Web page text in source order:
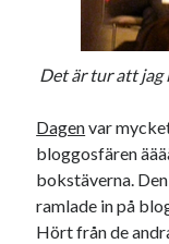
USA
Dessa har något
Fantastiskt
Onödiga citattecken
Det är tur att jag
Dagenvar
bloggosfären
bokstäverna.
ramlade in på
Hört från de